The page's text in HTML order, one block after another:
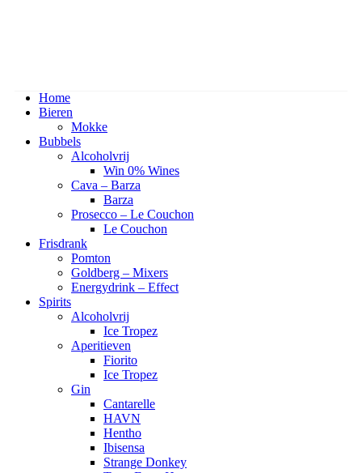
Home
Bieren
Mokke
Bubbels
Alcoholvrij
Win 0% Wines
Cava – Barza
Barza
Prosecco – Le Couchon
Le Couchon
Frisdrank
Pomton
Goldberg – Mixers
Energydrink – Effect
Spirits
Alcoholvrij
Ice Tropez
Aperitieven
Fiorito
Ice Tropez
Gin
Cantarelle
HAVN
Hentho
Ibisensa
Strange Donkey